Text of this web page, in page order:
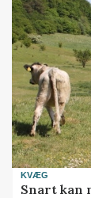
KVÆG
Snart kan